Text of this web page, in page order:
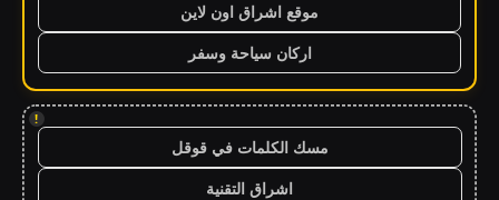
موقع اشراق اون لاين
اركان سياحة وسفر
!
مسك الكلمات في قوقل
اشراق التقنية